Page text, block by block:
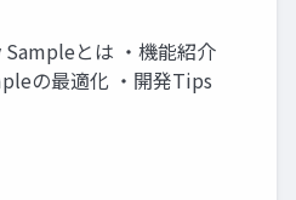
Sampleとは ・機能紹介
の最適化 ・開発Tips